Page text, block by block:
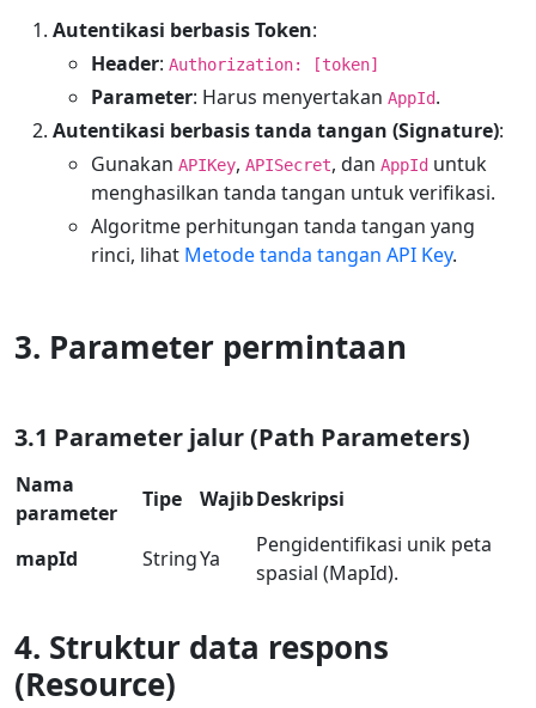
Autentikasi berbasis Token:
Header: Authorization: [token]
Parameter: Harus menyertakan AppId.
Autentikasi berbasis tanda tangan (Signature):
Gunakan APIKey, APISecret, dan AppId untuk
menghasilkan tanda tangan untuk verifikasi.
Algoritme perhitungan tanda tangan yang
rinci, lihat Metode tanda tangan API Key.
3. Parameter permintaan
3.1 Parameter jalur (Path Parameters)
Nama
parameter
Tipe WajibDeskripsi
mapId StringYa
Pengidentifikasi unik peta
spasial (MapId).
4. Struktur data respons
(Resource)